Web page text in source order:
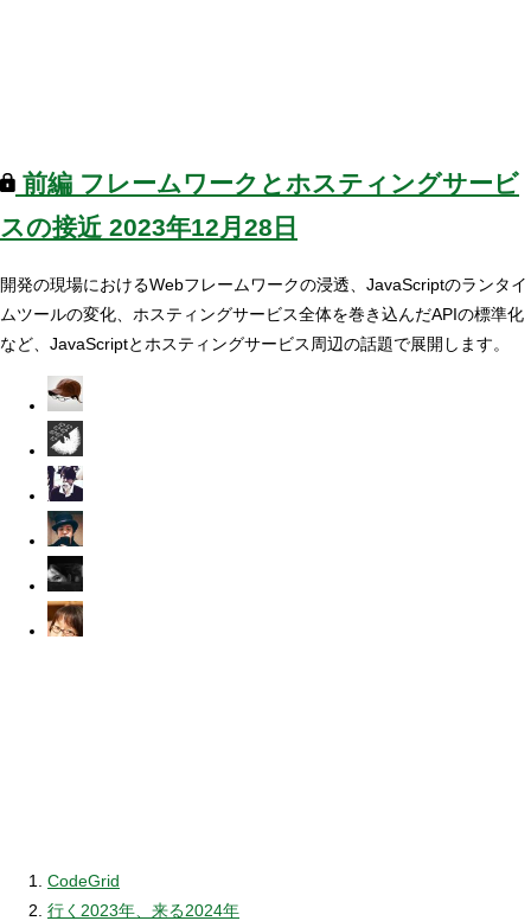
前編 フレームワークとホスティングサービ
スの接近 2023年12月28日
開発の現場におけるWebフレームワークの浸透、JavaScriptのランタイ
ムツールの変化、ホスティングサービス全体を巻き込んだAPIの標準化
など、JavaScriptとホスティングサービス周辺の話題で展開します。
CodeGrid
行く2023年、来る2024年